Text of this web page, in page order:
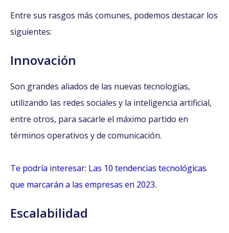
Entre sus rasgos más comunes, podemos destacar los
siguientes:
Innovación
Son grandes aliados de las nuevas tecnologías,
utilizando las redes sociales y la inteligencia artificial,
entre otros, para sacarle el máximo partido en
términos operativos y de comunicación.
Te podría interesar: Las 10 tendencias tecnológicas
que marcarán a las empresas en 2023.
Escalabilidad